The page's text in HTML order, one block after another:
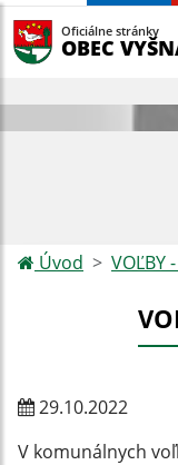
Oficiálne stránky
OBEC
Úvod VOĽBY
29.10.2022
V komunálnych